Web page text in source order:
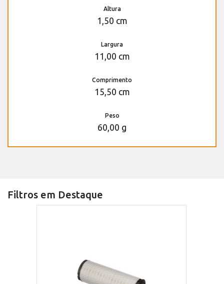
Altura
1,50 cm
Largura
11,00 cm
Comprimento
15,50 cm
Peso
60,00 g
Filtros em Destaque